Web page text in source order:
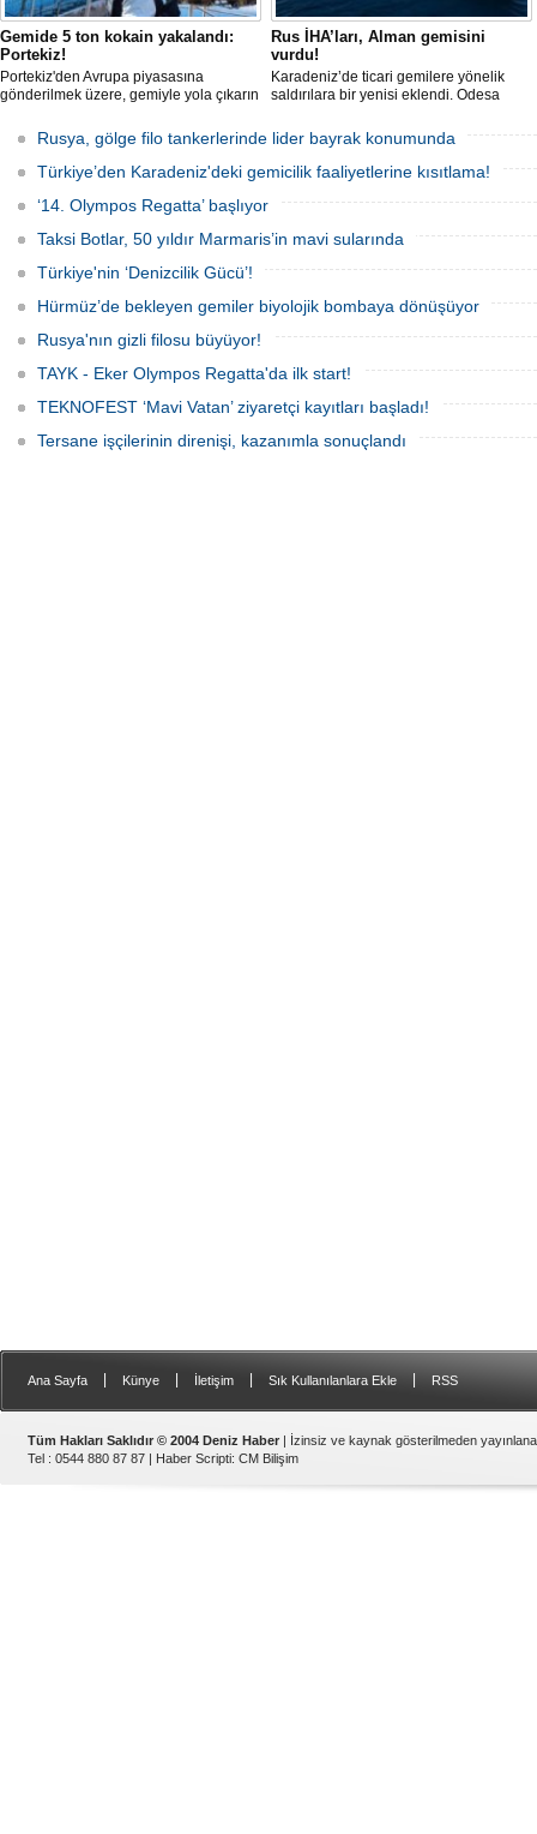
Gemide 5 ton kokain yakalandı:
Portekiz!
Portekiz'den Avrupa piyasasına
gönderilmek üzere, gemiyle yola çıkarın
hava ve deniz kuvvetlerinin
operasyonuyla durduruldu. Operasyon
kapsamında, gemideki iki yabancı
uyruklu kişi bir gemi mürettebatı
gözaltına alındı.
Rus İHA’ları, Alman gemisini
vurdu!
Karadeniz’de ticari gemilere yönelik
saldırılara bir yenisi eklendi. Odesa
aldığı Alman işletmesindeki Emil
gemisinde yangın çıktı; teknik sistemler
durunca mürettebat tahliye edildi.
Rusya, gölge filo tankerlerinde lider bayrak konumunda
Türkiye’den Karadeniz'deki gemicilik faaliyetlerine kısıtlama!
‘14. Olympos Regatta’ başlıyor
Taksi Botlar, 50 yıldır Marmaris’in mavi sularında
Türkiye'nin ‘Denizcilik Gücü’!
Hürmüz’de bekleyen gemiler biyolojik bombaya dönüşüyor
Rusya'nın gizli filosu büyüyor!
TAYK - Eker Olympos Regatta'da ilk start!
TEKNOFEST ‘Mavi Vatan’ ziyaretçi kayıtları başladı!
Tersane işçilerinin direnişi, kazanımla sonuçlandı
Ana Sayfa Künye İletişim Sık Kullanılanlara Ekle RSS
Tüm Hakları Saklıdır © 2004 Deniz Haber | İzinsiz ve kaynak gösterilmeden
Tel : 0544 880 87 87 | Haber Scripti: CM Bilişim